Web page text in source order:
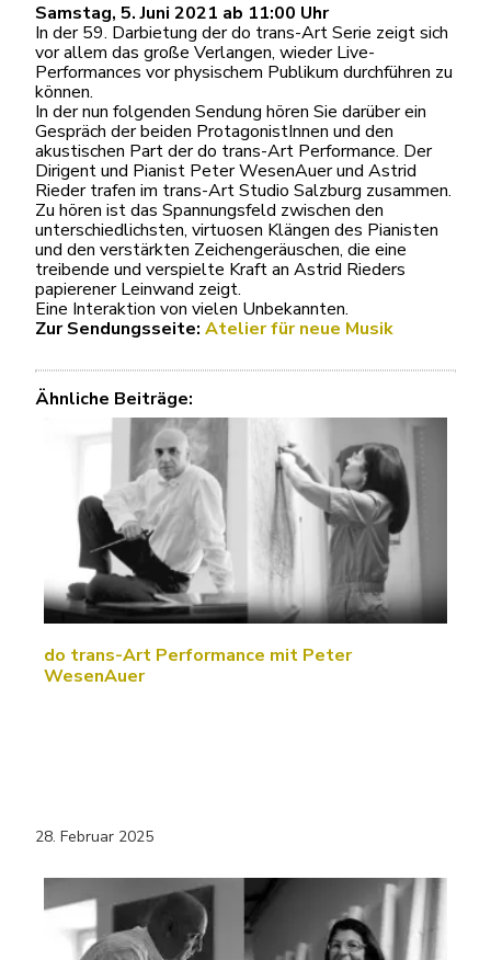
Samstag, 5. Juni 2021 ab 11:00 Uhr
In der 59. Darbietung der do trans-Art Serie zeigt sich
vor allem das große Verlangen, wieder Live-
Performances vor physischem Publikum durchführen zu
können.
In der nun folgenden Sendung hören Sie darüber ein
Gespräch der beiden ProtagonistInnen und den
akustischen Part der do trans-Art Performance. Der
Dirigent und Pianist Peter WesenAuer und Astrid
Rieder trafen im trans-Art Studio Salzburg zusammen.
Zu hören ist das Spannungsfeld zwischen den
unterschiedlichsten, virtuosen Klängen des Pianisten
und den verstärkten Zeichengeräuschen, die eine
treibende und verspielte Kraft an Astrid Rieders
papierener Leinwand zeigt.
Eine Interaktion von vielen Unbekannten.
Zur Sendungsseite: Atelier für neue Musik
Ähnliche Beiträge:
do trans-Art Performance mit Peter
WesenAuer
28. Februar 2025